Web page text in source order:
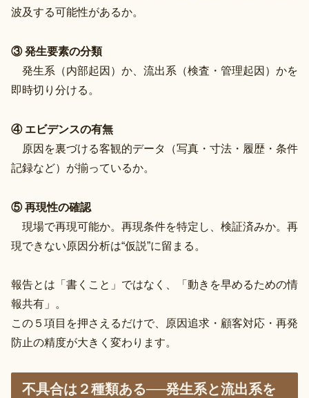
波及する可能性があるか。
③ 発生要素の分類
発生系（内部起因）か、流出系（検査・管理起因）かを
即時切り分ける。
④ エビデンスの有無
原因を裏づける客観的データ（写真・寸法・履歴・条件
記録など）が揃っているか。
⑤ 再現性の確認
現場で再現可能か。再現条件を特定し、検証済みか。再
現できない原因分析は“仮説”に留まる。
報告とは「書くこと」ではなく、「動きを早めるための情
報共有」。
この５項目を押さえるだけで、原因追求・顧客対応・再発
防止の精度が大きく変わります。
不具合は２種類ある──発生系と流出系を